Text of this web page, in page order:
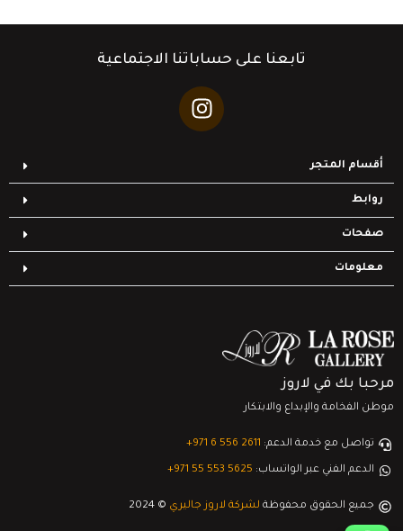
تابعنا على حساباتنا الاجتماعية
أقسام المتجر
روابط
صفحات
معلومات
مرحبا بك في لاروز
موطن الفخامة والإبداع والابتكار
تواصل مع خدمة الدعم: ‎+971 6 556 2611
الدعم الفني عبر الواتساب: ‎+971 55 553 5625
جميع الحقوق محفوظة لشركة لاروز جاليري © 2024